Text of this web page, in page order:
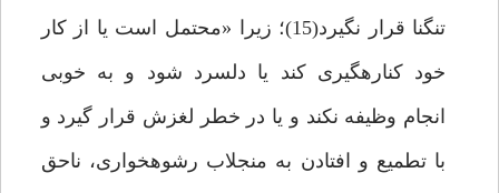
تنگنا قرار نگيرد(15)؛ زيرا «محتمل است يا از كار
خود كناره‏گيرى كند يا دلسرد شود و به خوبى
انجام وظيفه نكند و يا در خطر لغزش قرار گيرد و
با تطميع و افتادن به منجلاب رشوه‏خوارى، ناحق